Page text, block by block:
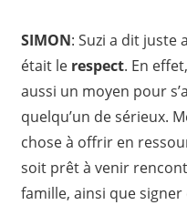
SIMON: Suzi a dit juste
était le respect. En
aussi un moyen pour
quelqu’un de sérieux.
chose à offrir en
soit prêt à venir
famille, ainsi que